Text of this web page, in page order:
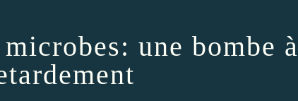
une bombe à